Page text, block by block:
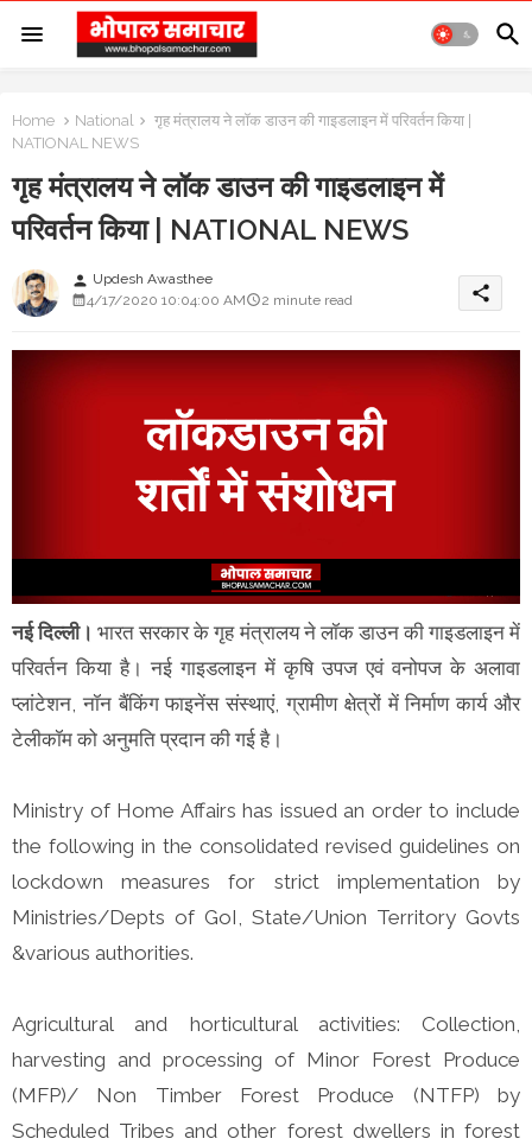
Home National
गृह मंत्रालय ने लॉक डाउन की गाइडलाइन में परिवर्तन किया |
NATIONAL NEWS
गृह मंत्रालय ने लॉक डाउन की गाइडलाइन में
परिवर्तन किया | NATIONAL NEWS
person Updesh Awasthee
4/17/2020 10:04:00 AM
2 minute read share
नई दिल्ली। भारत सरकार के गृह मंत्रालय ने लॉक डाउन की गाइडलाइन में
परिवर्तन किया है। नई गाइडलाइन में कृषि उपज एवं वनोपज के अलावा
प्लांटेशन, नॉन बैंकिंग फाइनेंस संस्थाएं, ग्रामीण क्षेत्रों में निर्माण कार्य और
टेलीकॉम को अनुमति प्रदान की गई है।
Ministry of Home Affairs has issued an order to include
the following in the consolidated revised guidelines on
lockdown measures for strict implementation by
Ministries/Depts of GoI, State/Union Territory Govts
&various authorities.
Agricultural and horticultural activities: Collection,
harvesting and processing of Minor Forest Produce
(MFP)/ Non Timber Forest Produce (NTFP) by
Scheduled Tribes and other forest dwellers in forest